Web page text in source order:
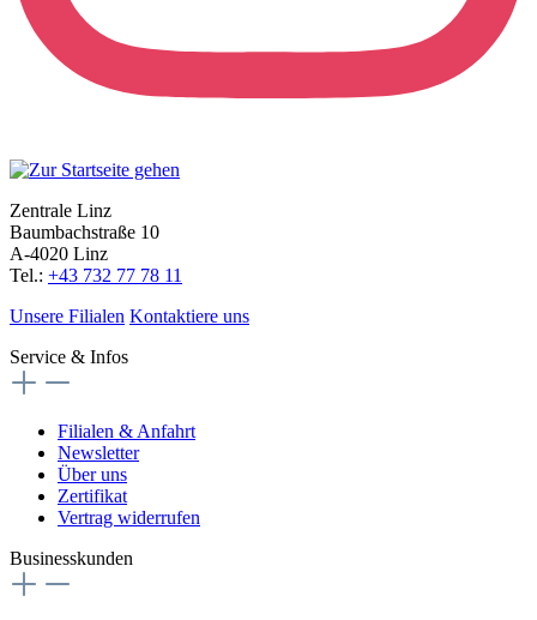
Zentrale Linz
Baumbachstraße 10
A-4020 Linz
Tel.: +43 732 77 78 11
Unsere Filialen Kontaktiere uns
Service & Infos
Filialen & Anfahrt
Newsletter
Über uns
Zertifikat
Vertrag widerrufen
Businesskunden